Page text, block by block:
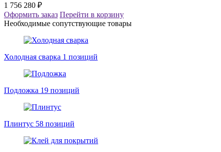
1 756 280 ₽
Оформить заказ Перейти в корзину
Необходимые сопутствующие товары
Холодная сварка 1 позиций
Подложка 19 позиций
Плинтус 58 позиций